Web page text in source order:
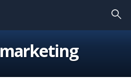
marketing